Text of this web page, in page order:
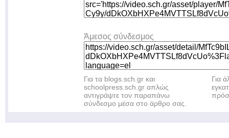
Άμεσος σύνδεσμος
Για τα blogs.sch.gr και
schoolpress.sch.gr απλώς
αντιγράψτε τον παραπάνω
σύνδεσμο μέσα στο άρθρο σας.
Για